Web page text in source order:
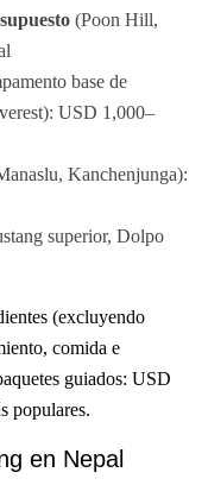
(Poon Hill,
base de
USD 1,000–
Kanchenjunga):
superior, Dolpo
(excluyendo
comida e
guiados: USD
populares.
en Nepal